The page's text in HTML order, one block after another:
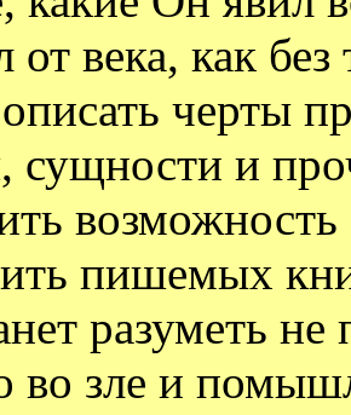
от века, как
черты
сущности и
пишемых
разуметь
во зле и